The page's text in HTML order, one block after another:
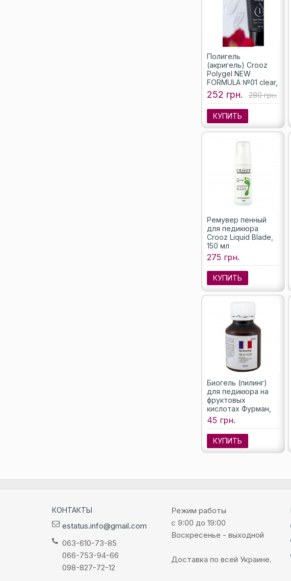
Полигель
(акригель) Crooz
Polygel NEW
FORMULA №01 clear,
30 мл
252 грн. 280 грн.
КУПИТЬ
Ремувер пенный
для педикюра
Crooz Liquid Blade,
150 мл
275 грн.
КУПИТЬ
Биогель (пилинг)
для педикюра на
фруктовых
кислотах Фурман,
60 мл
45 грн.
КУПИТЬ
КОНТАКТЫ
estatus.info@gmail.com
063-610-73-85
066-753-94-66
098-827-72-12
Режим работы
с 9:00 до 19:00
Воскресенье - выходной
Доставка по всей Украине.